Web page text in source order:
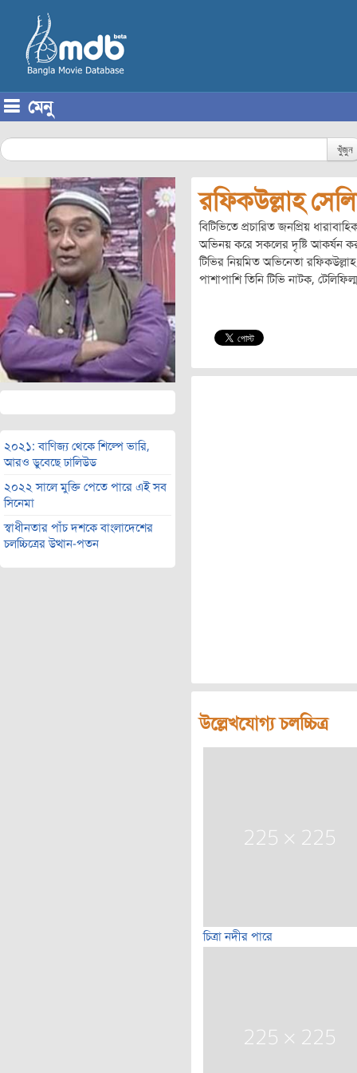
মেনু
খুঁজুন
২০২১: বাণিজ্য থেকে শিল্পে ভারি,
আরও ডুবেছে ঢালিউড
২০২২ সালে মুক্তি পেতে পারে এই সব
সিনেমা
স্বাধীনতার পাঁচ দশকে বাংলাদেশের
চলচ্চিত্রের উত্থান-পতন
রফিকউল্লাহ
বিটিভিতে প্রচারিত জনপ্রিয়
অভিনয় করে সকলের দৃষ্টি আকর্ষন
টিভির নিয়মিত অভিনেতা
পাশাপাশি তিনি টিভি নাটক,
উল্লেখযোগ্য চলচ্চিত্র
চিত্রা নদীর পারে